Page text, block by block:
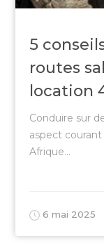
5
routes
location
Conduire sur
aspect
Afrique...
6 mai 2025